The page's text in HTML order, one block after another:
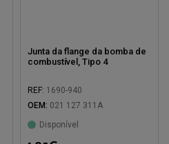
Junta da flange da bomba de
combustível, Tipo 4
REF: 1690-940
OEM: 021 127 311A
Disponível